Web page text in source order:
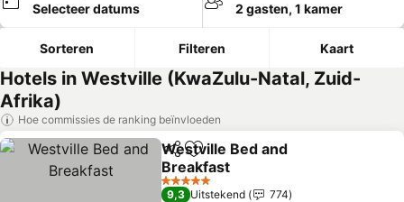
Selecteer datums 2 gasten, 1 kamer
Sorteren Filteren Kaart
Hotels in Westville (KwaZulu-Natal, Zuid-
Afrika)
Hoe commissies de ranking beïnvloeden
DelenToevoegen aan favorieten
Westville Bed and
Breakfast
5 Sterren
9,3 Uitstekend
774